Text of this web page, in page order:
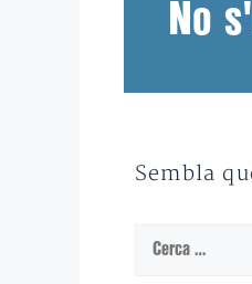
No
Sembla
Cerca: